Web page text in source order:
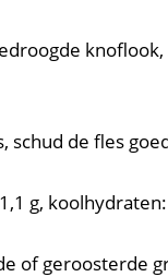
schud de fles
g,
of geroosterde